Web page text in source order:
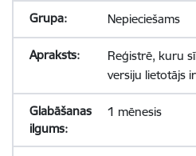
Nepieciešams
Reģistrē, kuru
versiju lietotājs
1 mēnesis